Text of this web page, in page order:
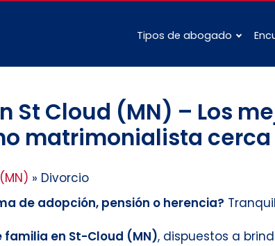
Tipos de abogado
St Cloud (MN) – Los
matrimonialista cerca
» Divorcio
de adopción, pensión o herencia?
en St-Cloud (MN), dispuestos a